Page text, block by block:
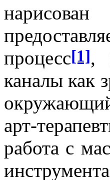
процесс[1],
каналы как
арт-
работа с